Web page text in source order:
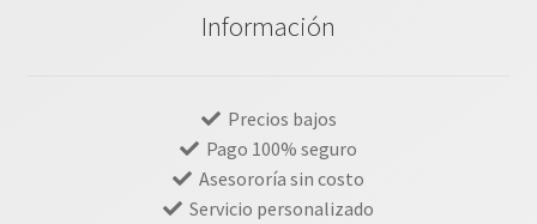
Información
Precios bajos
Pago 100% seguro
Asesororía sin costo
Servicio personalizado